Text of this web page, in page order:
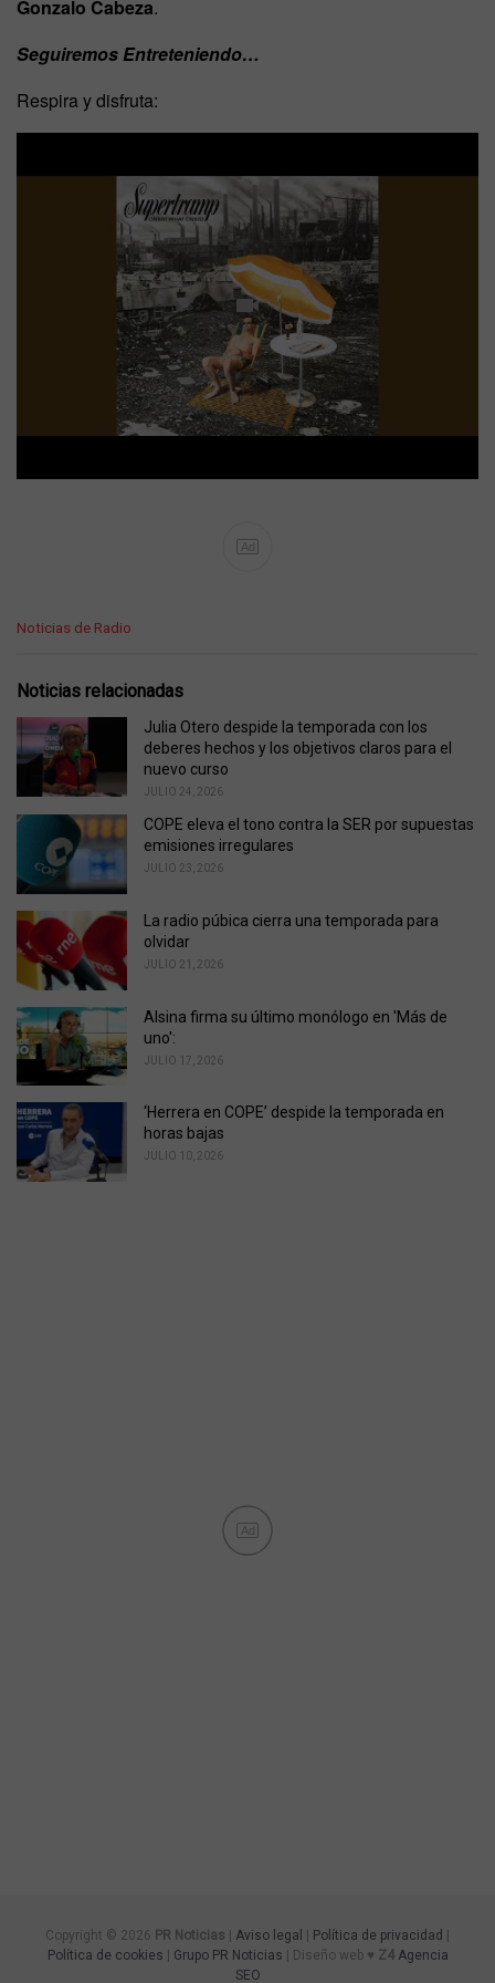
Gonzalo Cabeza.
Seguiremos Entreteniendo…
Respira y disfruta:
Ad
C
e
o
r
i
:
Noticias de Radio
Noticias relacionadas
Julia Otero despide la temporada con los
deberes hechos y los objetivos claros para el
nuevo curso
JULIO 24, 2026
COPE eleva el tono contra la SER por supuestas
emisiones irregulares
JULIO 23, 2026
La radio púbica cierra una temporada para
olvidar
JULIO 21, 2026
Alsina firma su último monólogo en 'Más de
uno':
JULIO 17, 2026
‘Herrera en COPE’ despide la temporada en
horas bajas
JULIO 10, 2026
Ad
Copyright © 2026 PR Noticias Aviso legal Política de privacidad
Política de cookies
Grupo PR Noticias | Diseño web ♥ Z4 Agencia
SEO